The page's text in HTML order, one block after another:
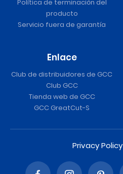
Política de terminación del
producto
Servicio fuera de garantía
Enlace
Club de distribuidores de GCC
Club GCC
Tienda web de GCC
GCC GreatCut-S
Privacy Policy